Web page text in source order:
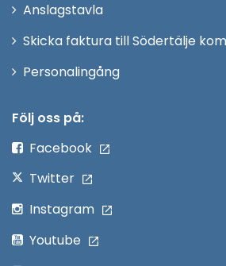
fönster
Anslagstavla
Skicka faktura till Södertälje
PersonalingångÖppna
Följ oss på:
Facebook
Twitter
Instagram
Youtube